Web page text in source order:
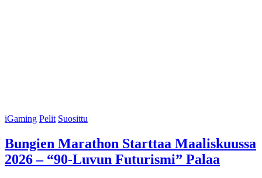
iGaming Pelit Suosittu
Bungien Marathon Starttaa Maaliskuussa
2026 – “90-Luvun Futurismi” Palaa